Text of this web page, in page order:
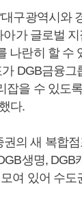
구광역시와
가 글로벌
나란히 할 수
가 DGB금융
잡을 수 있도
다.
의 새 복합
생명, DGB
여 있어 수도